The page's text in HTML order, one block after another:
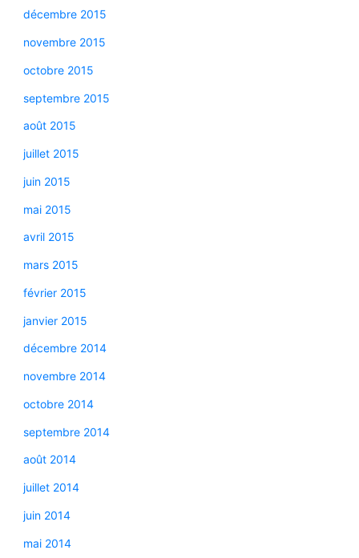
décembre 2015
novembre 2015
octobre 2015
septembre 2015
août 2015
juillet 2015
juin 2015
mai 2015
avril 2015
mars 2015
février 2015
janvier 2015
décembre 2014
novembre 2014
octobre 2014
septembre 2014
août 2014
juillet 2014
juin 2014
mai 2014